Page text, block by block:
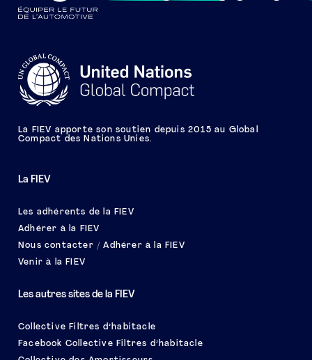
La FIEV
Les adhérents de la FIEV
Adhérer à la FIEV
Nous contacter / Adhérer à la FIEV
Venir à la FIEV
Les autres sites de la FIEV
Collective Filtres d’habitacle
Facebook Collective Filtres d’habitacle
La FIEV apporte son soutien depuis 2015 au Global
Compact des Nations Unies.